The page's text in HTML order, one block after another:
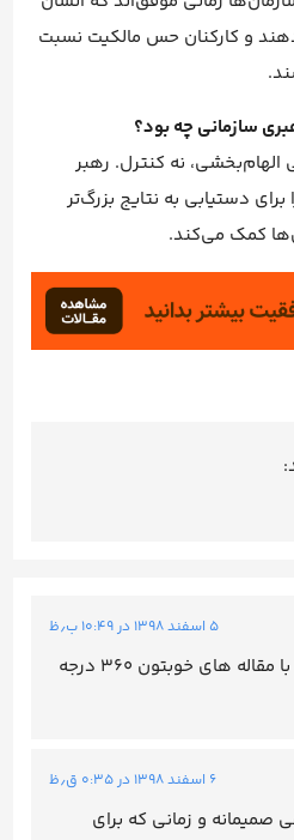
و کارکنان حس مالکیت نسبت
الهام‌بخشی، نه کنترل. رهبر
دستیابی به نتایج بزرگ‌تر
کمک می‌کند.
۵ اسفند ۱۳۹۸ در ۱۰:۴۹ ب٫ظ
بسیار عالی دید مخاطب رو با مقاله های خوبتون ۳۶۰ درجه
۶ اسفند ۱۳۹۸ در ۰:۳۵ ق٫ظ
صمیمانه و زمانی که برای